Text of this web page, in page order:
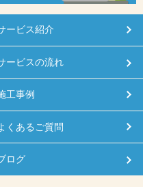
ービス紹介
ービスの流れ
工事例
くあるご質問
ログ